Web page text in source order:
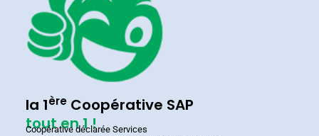
la 1ère Coopérative SAP
tout en 1 !
Coopérative déclarée Services